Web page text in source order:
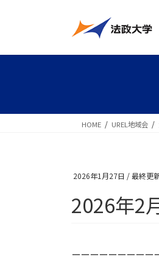
ン
ー
HOME UREL地域会
2026年1月27日 / 最終更
2026年2
ーーーーーーーーー